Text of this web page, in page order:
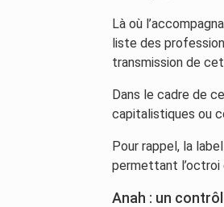
Là où
liste des
transmission de
Dans le cadre de
capitalistiques ou
Pour rappel, la
permettant l’octroi
Anah : un